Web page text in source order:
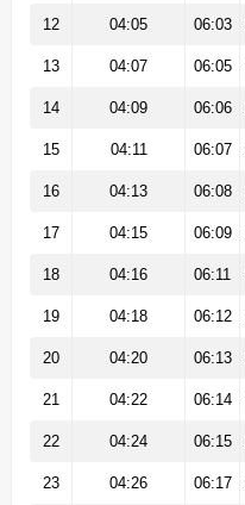
12 04:05 06:03
13 04:07 06:05
14 04:09 06:06
15 04:11 06:07
16 04:13 06:08
17 04:15 06:09
18 04:16 06:11
19 04:18 06:12
20 04:20 06:13
21 04:22 06:14
22 04:24 06:15
23 04:26 06:17